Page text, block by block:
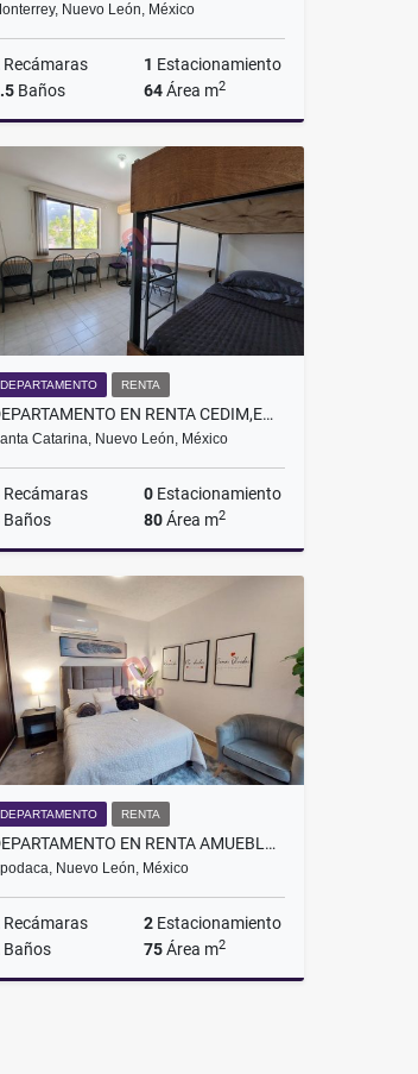
Nuevo León, México
Recámaras 1 Estacionamiento
Baños 64Área m2
Renta
$26,500
DEPARTAMENTO RENTA
DEPARTAMENTO EN RENTA CEDIM,EMPRESAS,UDEM, FAMILIAS, SANTA CATARINA NL
Catarina, Nuevo León, México
Recámaras 0Estacionamiento
Baños 80Área m2
DEPARTAMENTO RENTA
DEPARTAMENTO EN RENTA AMUEBLADO PARA EJECUTIVO AAA DREAM LAGOONS
Nuevo León, México
Recámaras 2Estacionamiento
Baños 75Área m2